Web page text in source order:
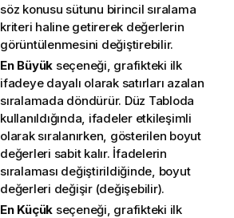
söz konusu sütunu birincil sıralama
kriteri haline getirerek değerlerin
görüntülenmesini değiştirebilir.
En Büyük seçeneği, grafikteki ilk
ifadeye dayalı olarak satırları azalan
sıralamada döndürür. Düz Tabloda
kullanıldığında, ifadeler etkileşimli
olarak sıralanırken, gösterilen boyut
değerleri sabit kalır. İfadelerin
sıralaması değiştirildiğinde, boyut
değerleri değişir (değişebilir).
En Küçük seçeneği, grafikteki ilk